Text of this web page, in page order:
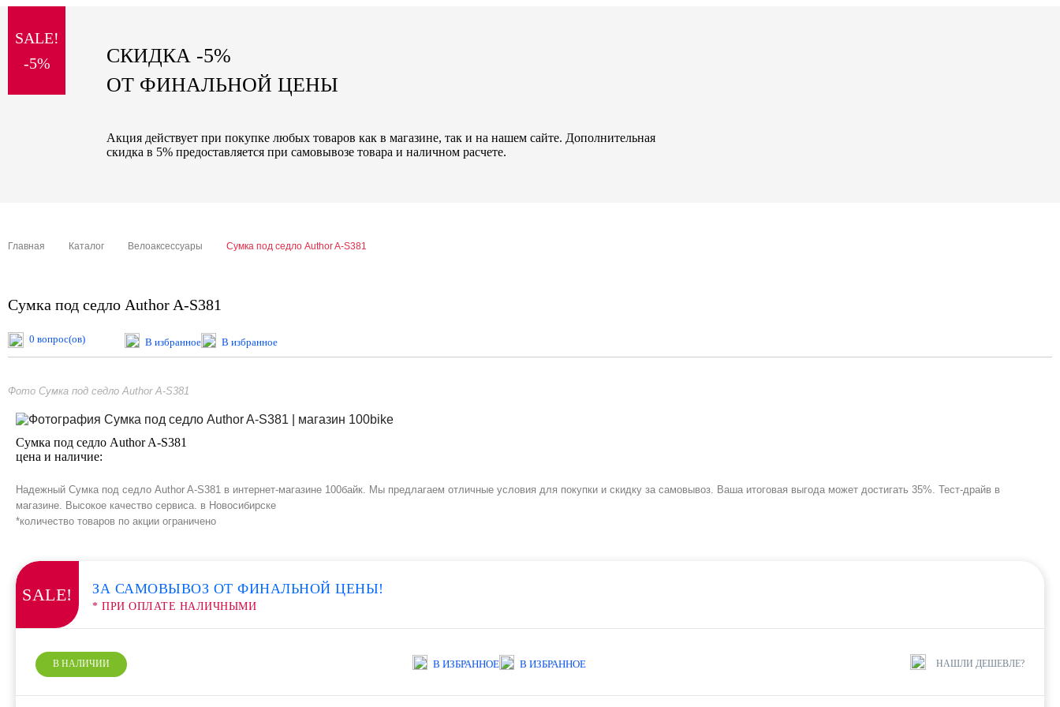
sale
special price
SALE!
-5%
СКИДКА -5%
ОТ ФИНАЛЬНОЙ ЦЕНЫ
Акция действует при покупке любых товаров как в магазине, так и на нашем сайте. Дополнительная
скидка в 5% предоставляется при самовывозе товара и наличном расчете.
Главная Каталог Велоаксессуары Сумка под седло Author A-S381
Сумка под седло Author A-S381
0 вопрос(ов) В избранное В избранное
Фото Сумка под седло Author A-S381
Сумка под седло Author A-S381
цена и наличие:
Надежный Сумка под седло Author A-S381 в интернет-магазине 100байк. Мы предлагаем отличные условия для покупки и скидку за самовывоз. Ваша итоговая выгода может достигать 35%. Тест-драйв в
магазине. Высокое качество сервиса. в Новосибирске
*количество товаров по акции ограничено
SALE! ЗА САМОВЫВОЗ ОТ ФИНАЛЬНОЙ ЦЕНЫ!
* ПРИ ОПЛАТЕ НАЛИЧНЫМИ
В НАЛИЧИИ В ИЗБРАННОЕ В ИЗБРАННОЕ НАШЛИ ДЕШЕВЛЕ?